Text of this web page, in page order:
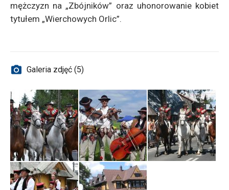
mężczyzn na „Zbójników” oraz uhonorowanie kobiet
tytułem „Wierchowych Orlic”.
Galeria zdjęć (5)